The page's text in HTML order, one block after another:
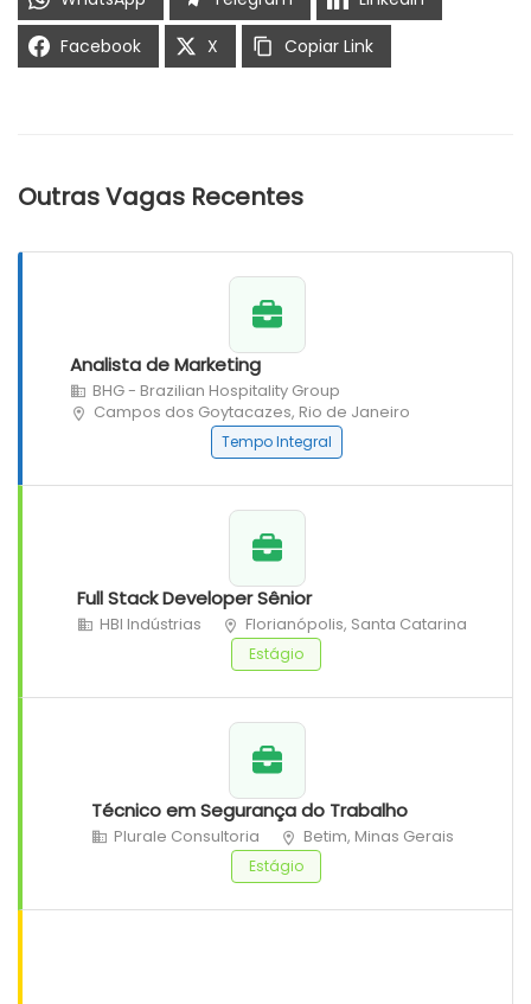
Facebook
X Copiar Link
Outras Vagas Recentes
Analista de Marketing
BHG - Brazilian Hospitality Group
Campos dos Goytacazes, Rio de Janeiro
Tempo Integral
Full Stack Developer Sênior
HBI Indústrias Florianópolis, Santa Catarina
Estágio
Técnico em Segurança do Trabalho
Plurale Consultoria Betim, Minas Gerais
Estágio